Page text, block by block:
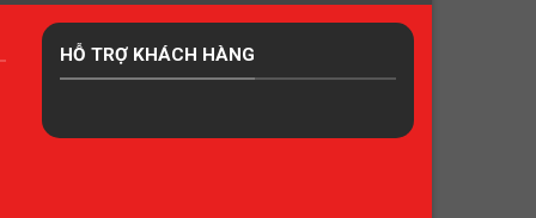
HỖ TRỢ KHÁCH HÀNG